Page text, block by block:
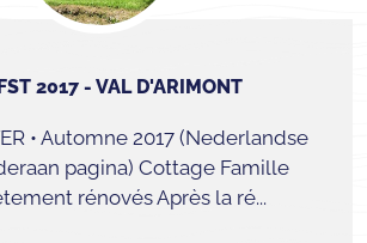
2017 - VAL D'ARIMONT
• Automne 2017 (Nederlandse
pagina) Cottage Famille
rénovés Après la ré...